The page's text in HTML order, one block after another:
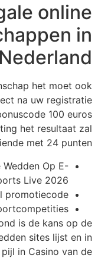
online
in
Nederland
het moet ook
na uw registratie
100 euros
het resultaat zal
met 24 punten.
Wedden Op E-
Live 2026
promotiecode
is de kans op de
sites lijst en in
in Casino van de